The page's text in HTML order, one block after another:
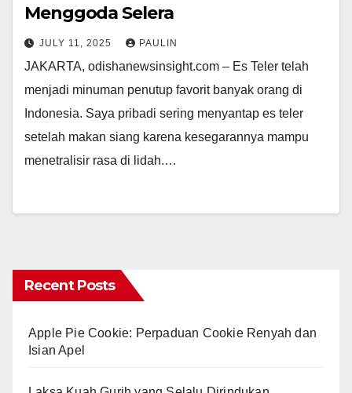
Menggoda Selera
JULY 11, 2025 PAULIN
JAKARTA, odishanewsinsight.com – Es Teler telah
menjadi minuman penutup favorit banyak orang di
Indonesia. Saya pribadi sering menyantap es teler
setelah makan siang karena kesegarannya mampu
menetralisir rasa di lidah.…
Recent Posts
Apple Pie Cookie: Perpaduan Cookie Renyah dan
Isian Apel